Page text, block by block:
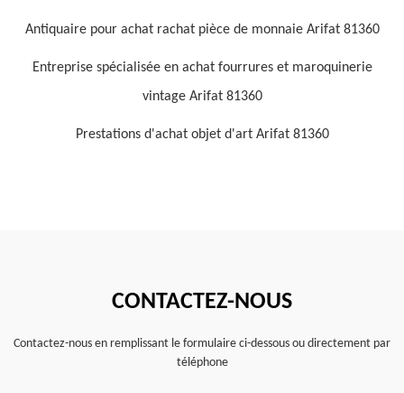
Antiquaire pour achat rachat pièce de monnaie Arifat 81360
Entreprise spécialisée en achat fourrures et maroquinerie
vintage Arifat 81360
Prestations d'achat objet d'art Arifat 81360
CONTACTEZ-NOUS
Contactez-nous en remplissant le formulaire ci-dessous ou directement par
téléphone